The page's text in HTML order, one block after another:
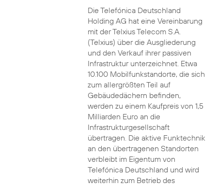
Die Telefónica Deutschland
Holding AG hat eine Vereinbarung
mit der Telxius Telecom S.A.
(Telxius) über die Ausgliederung
und den Verkauf ihrer passiven
Infrastruktur unterzeichnet. Etwa
10.100 Mobilfunkstandorte, die sich
zum allergrößten Teil auf
Gebäudedächern befinden,
werden zu einem Kaufpreis von 1,5
Milliarden Euro an die
Infrastrukturgesellschaft
übertragen. Die aktive Funktechnik
an den übertragenen Standorten
verbleibt im Eigentum von
Telefónica Deutschland und wird
weiterhin zum Betrieb des